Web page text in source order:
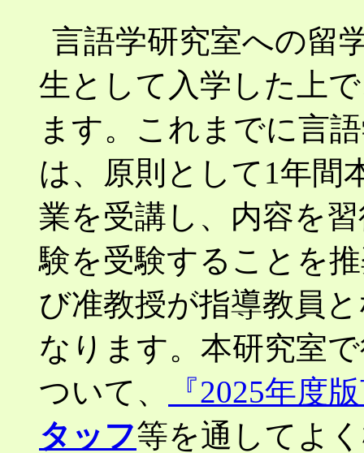
言語学研究室への留
生として入学した上
ます。これまでに言
は、原則として1年間
業を受講し、内容を
験を受験することを
び准教授が指導教員
なります。本研究室
ついて、
『2025年度
タッフ等を通してよ